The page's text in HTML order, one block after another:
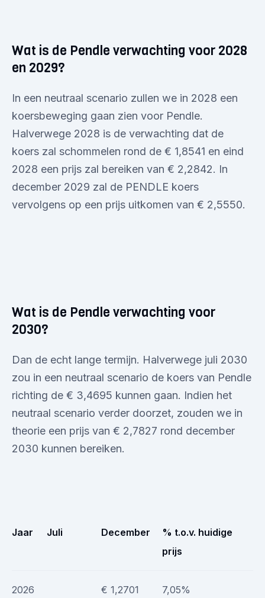
Wat is de Pendle verwachting voor 2028
en 2029?
In een neutraal scenario zullen we in 2028 een
koersbeweging gaan zien voor Pendle.
Halverwege 2028 is de verwachting dat de
koers zal schommelen rond de € 1,8541 en eind
2028 een prijs zal bereiken van € 2,2842. In
december 2029 zal de PENDLE koers
vervolgens op een prijs uitkomen van € 2,5550.
Wat is de Pendle verwachting voor
2030?
Dan de echt lange termijn. Halverwege juli 2030
zou in een neutraal scenario de koers van Pendle
richting de € 3,4695 kunnen gaan. Indien het
neutraal scenario verder doorzet, zouden we in
theorie een prijs van € 2,7827 rond december
2030 kunnen bereiken.
Jaar Juli December
% t.o.v. huidige
prijs
2026 € 1,2701 7,05%